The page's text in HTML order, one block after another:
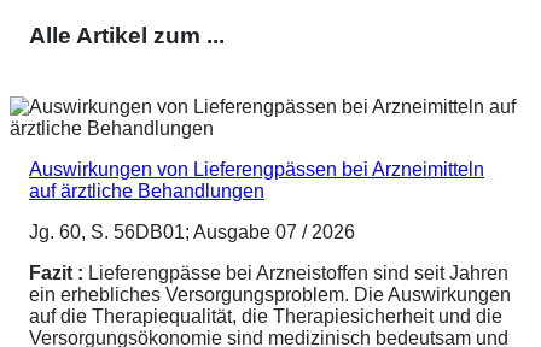
Alle Artikel zum ...
Auswirkungen von Lieferengpässen bei Arzneimitteln
auf ärztliche Behandlungen
Jg. 60, S. 56DB01; Ausgabe 07 / 2026
Fazit : Lieferengpässe bei Arzneistoffen sind seit Jahren
ein erhebliches Versorgungsproblem. Die Auswirkungen
auf die Therapiequalität, die Therapiesicherheit und die
Versorgungsökonomie sind medizinisch bedeutsam und